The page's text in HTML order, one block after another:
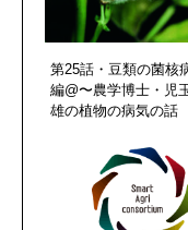
第25話・豆類の菌
編@〜農学博士・児
雄の植物の病気の話